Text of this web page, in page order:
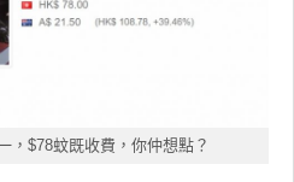
，$78蚊既收費，你仲想點？